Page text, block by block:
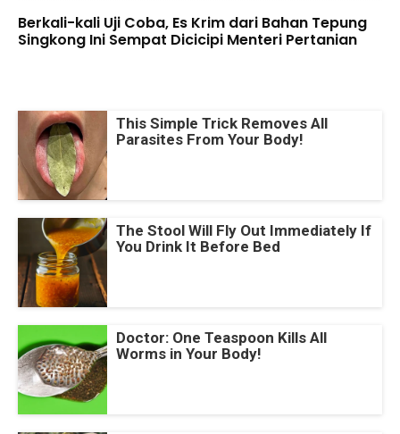
Berkali-kali Uji Coba, Es Krim dari Bahan Tepung
Singkong Ini Sempat Dicicipi Menteri Pertanian
This Simple Trick Removes All
Parasites From Your Body!
The Stool Will Fly Out Immediately If
You Drink It Before Bed
Doctor: One Teaspoon Kills All
Worms in Your Body!